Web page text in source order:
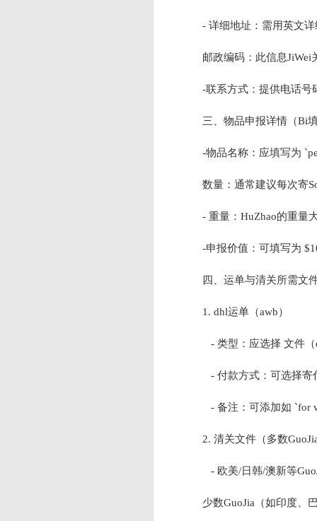
- 详细地址：需用英文
邮政编码：此信息JiWei
-联系方式：提供电话号
三、物品申报详情（Bi
-物品名称：应填写为
数量：通常建议每次寄
- 重量：HuZhao的重量
-申报价值：可填写为
四、运单与清关所需文
1. dhl运单（awb）
- 类型：应选择 文件（
- 付款方式：可选择寄
- 备注：可添加如 `for
2. 清关文件（多数
- 欧美/日韩/澳新等
少数GuoJia（如印度、